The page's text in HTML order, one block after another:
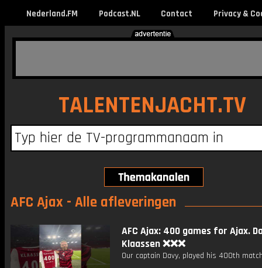
Nederland.FM Podcast.NL Contact Privacy &
TALENTENJACHT.TV
AFC Ajax - Alle afleveringen
AFC Ajax: 400 games for Ajax.
Klaassen ❌❌❌
Our captain Davy, played his 400th